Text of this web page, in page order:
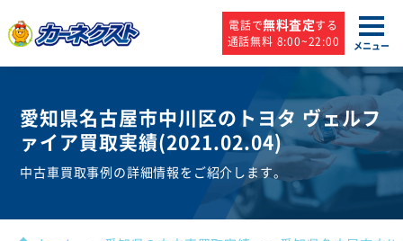
電話で無料査定する
通話無料 8:00~22:00
メニュー
愛知県名古屋市中川区のトヨタ ヴェルフ
ァイア買取実績(2021.02.04)
中古車買取事例の詳細情報をご紹介します。